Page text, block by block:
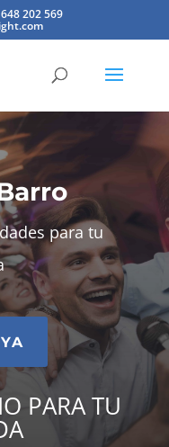
202 569
para tu
PARA TU